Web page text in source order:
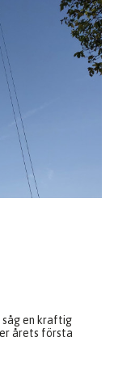
såg en kraftig
årets första